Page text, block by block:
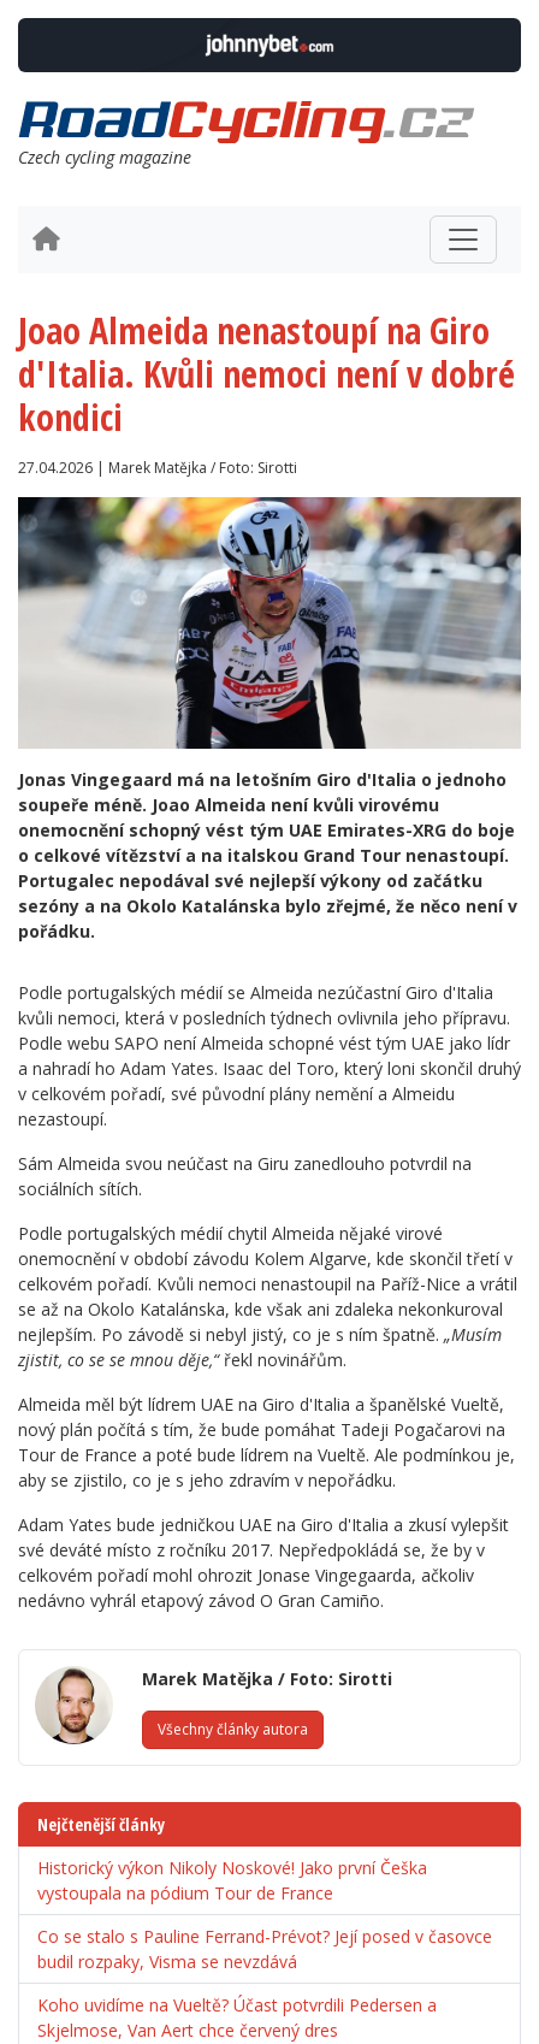
Czech cycling magazine
Joao Almeida nenastoupí na Giro
d'Italia. Kvůli nemoci není v dobré
kondici
27.04.2026 | Marek Matějka / Foto: Sirotti
Jonas Vingegaard má na letošním Giro d'Italia o jednoho
soupeře méně. Joao Almeida není kvůli virovému
onemocnění schopný vést tým UAE Emirates-XRG do boje
o celkové vítězství a na italskou Grand Tour nenastoupí.
Portugalec nepodával své nejlepší výkony od začátku
sezóny a na Okolo Katalánska bylo zřejmé, že něco není v
pořádku.
Podle portugalských médií se Almeida nezúčastní Giro d'Italia
kvůli nemoci, která v posledních týdnech ovlivnila jeho přípravu.
Podle webu SAPO není Almeida schopné vést tým UAE jako lídr
a nahradí ho Adam Yates. Isaac del Toro, který loni skončil druhý
v celkovém pořadí, své původní plány nemění a Almeidu
nezastoupí.
Sám Almeida svou neúčast na Giru zanedlouho potvrdil na
sociálních sítích.
Podle portugalských médií chytil Almeida nějaké virové
onemocnění v období závodu Kolem Algarve, kde skončil třetí v
celkovém pořadí. Kvůli nemoci nenastoupil na Paříž-Nice a vrátil
se až na Okolo Katalánska, kde však ani zdaleka nekonkuroval
nejlepším. Po závodě si nebyl jistý, co je s ním špatně. „Musím
zjistit, co se se mnou děje,“ řekl novinářům.
Almeida měl být lídrem UAE na Giro d'Italia a španělské Vueltě,
nový plán počítá s tím, že bude pomáhat Tadeji Pogačarovi na
Tour de France a poté bude lídrem na Vueltě. Ale podmínkou je,
aby se zjistilo, co je s jeho zdravím v nepořádku.
Adam Yates bude jedničkou UAE na Giro d'Italia a zkusí vylepšit
své deváté místo z ročníku 2017. Nepředpokládá se, že by v
celkovém pořadí mohl ohrozit Jonase Vingegaarda, ačkoliv
nedávno vyhrál etapový závod O Gran Camiño.
Marek Matějka / Foto: Sirotti
Všechny články autora
Nejčtenější články
Historický výkon Nikoly Noskové! Jako první Češka
vystoupala na pódium Tour de France
Co se stalo s Pauline Ferrand-Prévot? Její posed v časovce
budil rozpaky, Visma se nevzdává
Koho uvidíme na Vueltě? Účast potvrdili Pedersen a
Skjelmose, Van Aert chce červený dres